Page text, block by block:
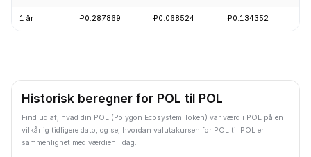
1 år ₽0.287869 ₽0.068524 ₽0.134352
Historisk beregner for POL til POL
Find ud af, hvad din POL (Polygon Ecosystem Token) var værd i POL på en
vilkårlig tidligere dato, og se, hvordan valutakursen for POL til POL er
sammenlignet med værdien i dag.